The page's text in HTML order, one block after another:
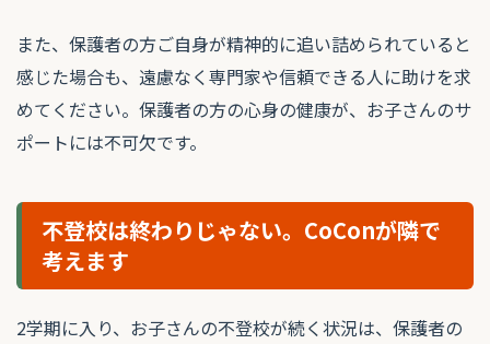
また、保護者の方ご自身が精神的に追い詰められていると
感じた場合も、遠慮なく専門家や信頼できる人に助けを求
めてください。保護者の方の心身の健康が、お子さんのサ
ポートには不可欠です。
不登校は終わりじゃない。CoConが隣で
考えます
2学期に入り、お子さんの不登校が続く状況は、保護者の